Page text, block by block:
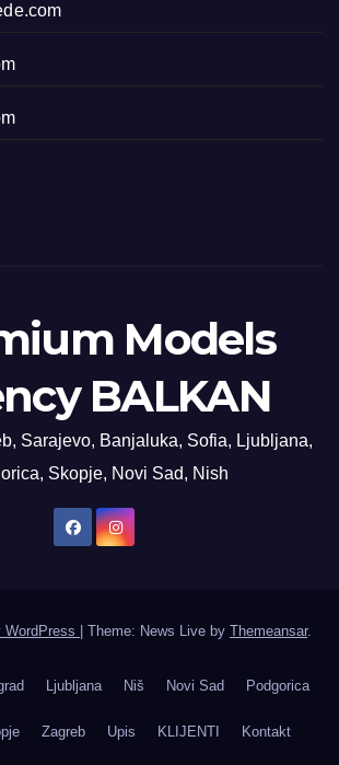
Models
BALKAN
Sarajevo, Banjaluka, Sofia, Ljubljana,
Skopje, Novi Sad, Nish
WordPress Theme: News Live by Themeansar.
Ljubljana Niš Novi Sad Podgorica
Zagreb Upis KLIJENTI Kontakt